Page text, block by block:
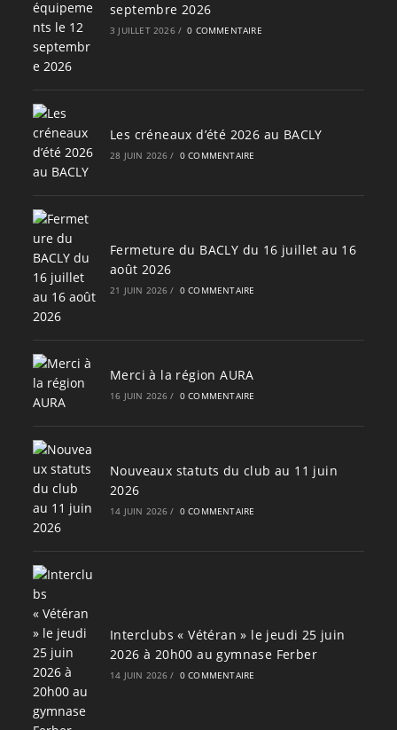
septembre 2026
3 JUILLET 2026 / 0 COMMENTAIRE
Les créneaux d’été 2026 au BACLY
28 JUIN 2026 / 0 COMMENTAIRE
Fermeture du BACLY du 16 juillet au 16
août 2026
21 JUIN 2026 / 0 COMMENTAIRE
Merci à la région AURA
16 JUIN 2026 / 0 COMMENTAIRE
Nouveaux statuts du club au 11 juin
2026
14 JUIN 2026 / 0 COMMENTAIRE
Interclubs « Vétéran » le jeudi 25 juin
2026 à 20h00 au gymnase Ferber
14 JUIN 2026 / 0 COMMENTAIRE